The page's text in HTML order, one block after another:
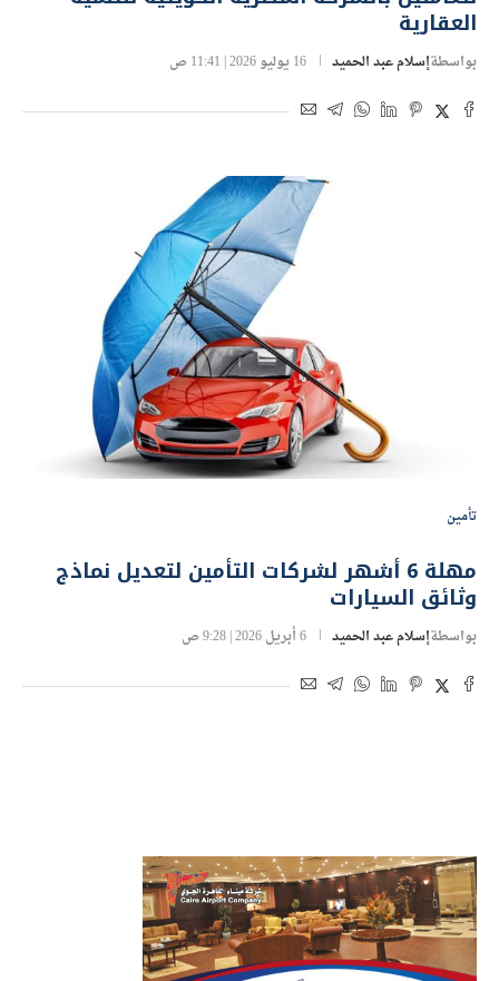
الرقابة المالية تشطب صندوق التأمين الخاص
للعاملين بالشركة المصرية الكويتية للتنمية
العقارية
بواسطة إسلام عبد الحميد 16 يوليو 2026 | 11:41 ص
تأمين
مهلة 6 أشهر لشركات التأمين لتعديل نماذج
وثائق السيارات
بواسطة إسلام عبد الحميد 6 أبريل 2026 | 9:28 ص